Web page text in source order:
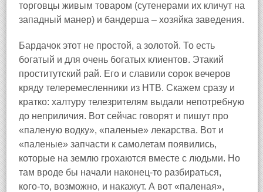
торговцы живым товаром (сутенерами их кличут на
западный манер) и бандерша – хозяйка заведения.
Бардачок этот не простой, а золотой. То есть
богатый и для очень богатых клиентов. Этакий
проститутский рай. Его и славили сорок вечеров
кряду телеремесленники из НТВ. Скажем сразу и
кратко: халтуру телезрителям выдали непотребную
до неприличия. Вот сейчас говорят и пишут про
«паленую водку», «паленые» лекарства. Вот и
«паленые» запчасти к самолетам появились,
которые на землю грохаются вместе с людьми. Но
там вроде бы начали наконец‑то разбираться,
кого‑то, возможно, и накажут. А вот «паленая»,